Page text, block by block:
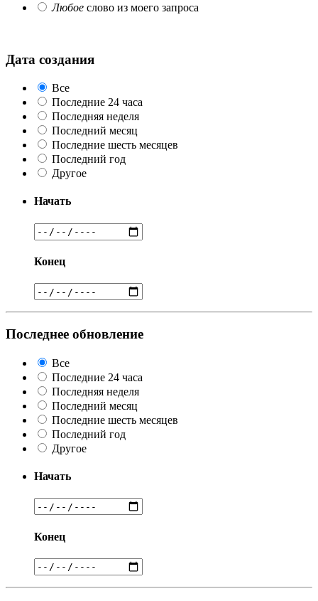
Любое слово из моего запроса
Дата создания
Все
Последние 24 часа
Последняя неделя
Последний месяц
Последние шесть месяцев
Последний год
Другое
Начать
Конец
Последнее обновление
Все
Последние 24 часа
Последняя неделя
Последний месяц
Последние шесть месяцев
Последний год
Другое
Начать
Конец